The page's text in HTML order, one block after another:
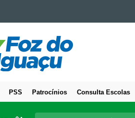
PSS Patrocínios Consulta Escolas